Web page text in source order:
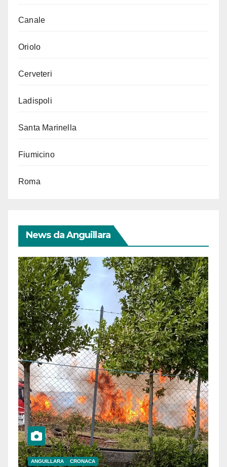
Canale
Oriolo
Cerveteri
Ladispoli
Santa Marinella
Fiumicino
Roma
News da Anguillara
ANGUILLARA CRONACA